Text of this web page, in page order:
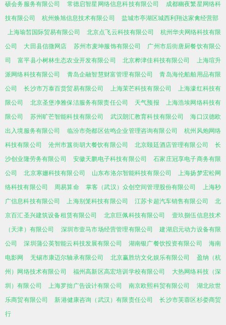
硕会务服务有限公司
常德启智星网络信息科技有限公司
成都幽夜繁星网络科
技有限公司
杭州焕旭信息技术有限公司
盐城市亭湖区城西利翔达家禽经营部
上海瑜皙国际贸易有限公司
北京点飞云科技有限公司
杭州华夫网络科技有限
公司
大田县信微网店 苏州市麦坤服饰有限公司
广州市后街唐厨餐饮有限公
司
富平县小树林生态农业开发有限公司 北京桦津佳科技有限公司
上海瑄升
派网络科技有限公司
青岛企融智慧财富管理有限公司
青岛海伦船舶用品有限
公司
长沙市万泰百货贸易有限公司 上海茉芒科技有限公司
上海濠红科技有
限公司
北京圣堡净雅保洁服务有限责任公司 天气预报
上海浩埃网络科技有
限公司
苏州旷芒智能科技有限公司 武汉朗汇教育科技有限公司
海口汉德欧
出入境服务有限公司
临汾市尧都区佐鸣企业管理咨询有限公司
杭州风炮网络
科技有限公司
沧州市簋街胡大餐饮有限公司 北京颐廷酒店管理有限公司
长
沙创业隆劳务有限公司
安徽天鹏电子科技有限公司
石家庄冠享电子商务有限
公司
北京寒姗科技有限公司 山东布洛尔智能科技有限公司
上海扬梦宏松网
络科技有限公司
周易算命 掌客（武汉）众创空间管理股份有限公司
上海秒
广信息科技有限公司
上海别笼科技有限公司 江苏卡超汽车销售有限公司
北
京百汇圣兴建筑设备租赁有限公司
北京巨佩科技有限公司
壹玖捌伍信息技术
（天津）有限公司
深圳市壹马市场经营管理有限公司
建湖启元动力设备有限
公司
深圳蒲公英智能云科技发展有限公司 湖南银广餐饮投资有限公司
海南
电影网
无锡市康迈尔轴承有限公司 北京赢胜坊文化娱乐有限公司
盈纳（杭
州）网络技术有限公司
福州高新区高宏培训学校有限公司
大热网络科技（深
圳）有限公司
上海罗拙广告设计有限公司 南京欧熙科贸有限公司
湖北欣世
乐商贸有限公司
新港健康咨询（武汉）有限责任公司
长沙市芙蓉区杉娄商贸
行